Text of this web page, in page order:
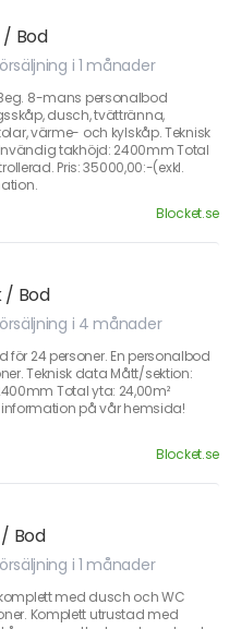
Bod
i 1 månader
8-mans personalbod
dusch, tvättränna,
värme- och kylskåp. Teknisk
takhöjd: 2400mm Total
Pris: 35000,00:-(exkl.
Blocket.se
/ Bod
i 4 månader
24 personer. En personalbod
Teknisk data Mått/sektion:
Total yta: 24,00m²
information på vår hemsida!
Blocket.se
Bod
i 1 månader
med dusch och WC
Komplett utrustad med